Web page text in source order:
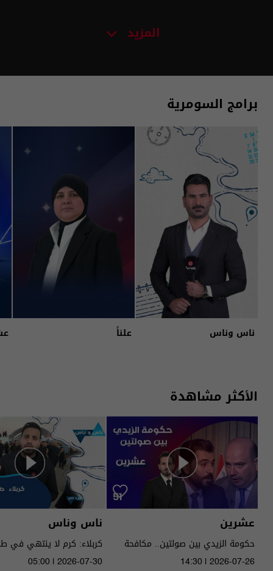
المزيد
برامج السومرية
ناس وناس علناً
الأكثر مشاهدة
عشرين
حكومة الزيدي بين صولتين.. مكافحة
14:30 | 2026-07-26
ناس وناس
كربلاء: كرم لا ينتهي في
05:00 | 2026-07-30